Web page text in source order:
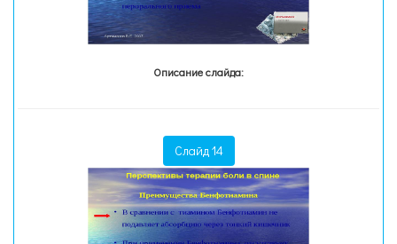
Описание слайда:
Слайд 14